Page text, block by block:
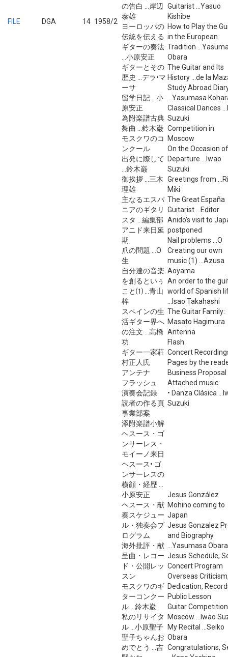
FILE DGA 14 1958/2
の告白 ...岸辺
泰雄
ヨーロッパの
伝統を伝える
ギターの奏法
...小原安正
ギターとその
歴史 ...デラ•マ
ーサ
留学日記 ...小
原安正
為附楽譜古典
舞曲 ...鈴木巌
モスクワのコ
ンクール
出発に際して
...鈴木巌
御挨拶 ...三木
理雄
主なるエスパ
ニアのギタリ
スタ ...編集部
アニド来日延
期
爪の問題 ...O
生
自分達の音楽
を創るといぅ
こと⑴ ...青山
梓
スペインの生
活ギター界へ
の注文 ...高橋
功
ギター一家莊
村正人氏
アンテナ
フラッシュ
演奏会記録
読者の作る頁
事業部案
添附楽譜小解
Guitarist ...Yasuo
Kishibe
How to Play the
in the European
Tradition
Obara
The Guitar and Its
History ...de la
Study Abroad
...Yasumasa
Classical Dances
Suzuki
Competition in
Moscow
On the Occasion of
Departure ...Iwao
Suzuki
Greetings from
Miki
The Great España
Guitarist ...Editor
Anido's visit to
postponed
Nail problems ...O
Creating our own
music (1) ...Azusa
Aoyama
An order to the
world of Spanish
...Isao Takahashi
The Guitar Family:
Masato Hagimura
Antenna
Flash
Concert
Pages by the
Business Proposal
Attached music:
• Danza Clásica
Suzuki
ヘスース・ゴ
ンサーレス・
モイーノ来日
ヘスース• ゴ
ンサーレスの
横顔・経歴 ...
小原安正
ヘスース・献
奏スケジュー
ル・独奏会プ
ログラム
海外批評・献
呈曲・レコー
ド・公開レッ
スン
モスクワのギ
ターコンクー
ル ...鈴木巌
私のリサイタ
ル ...小原聖子
聖子ちゃんお
めでとう ...吉
Jesus González
Mohino coming to
Japan
Jesus Gonzalez
and Biography
...Yasumasa Obara
Jesus Schedule,
Concert Program
Overseas
Dedication,
Public Lesson
Guitar
Moscow ...Iwao
My Recital ...Seiko
Obara
Congratulations,